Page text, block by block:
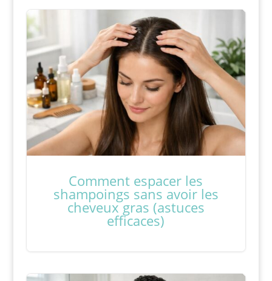
Comment espacer les
shampoings sans avoir les
cheveux gras (astuces
efficaces)